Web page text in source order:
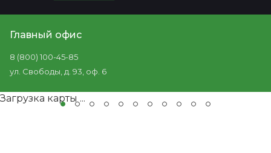
Главный офис
8 (800) 100-45-85
ул. Свободы, д. 93, оф. 6
Загрузка карты ...